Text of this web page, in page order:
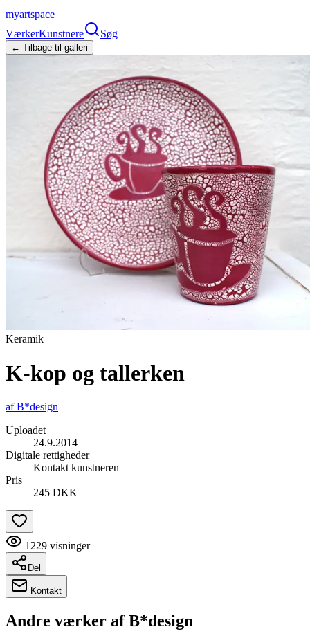
myartspace
VærkerKunstnere Søg
← Tilbage til galleri
Keramik
K-kop og tallerken
afB*design
Uploadet
24.9.2014
Digitale rettigheder
Kontakt kunstneren
Pris
245 DKK
1229 visninger
Del
Kontakt
Andre værker afB*design